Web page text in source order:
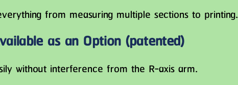
from measuring multiple sections to printing.
as an Option (patented)
without interference from the R-axis arm.